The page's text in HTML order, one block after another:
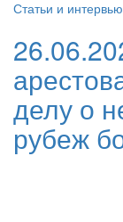
Статьи и интервью
делу о
рубеж